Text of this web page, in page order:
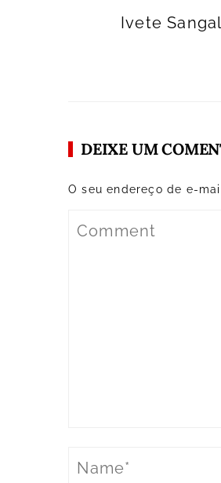
Ivete
DEIXE UM
O seu endereço de e-